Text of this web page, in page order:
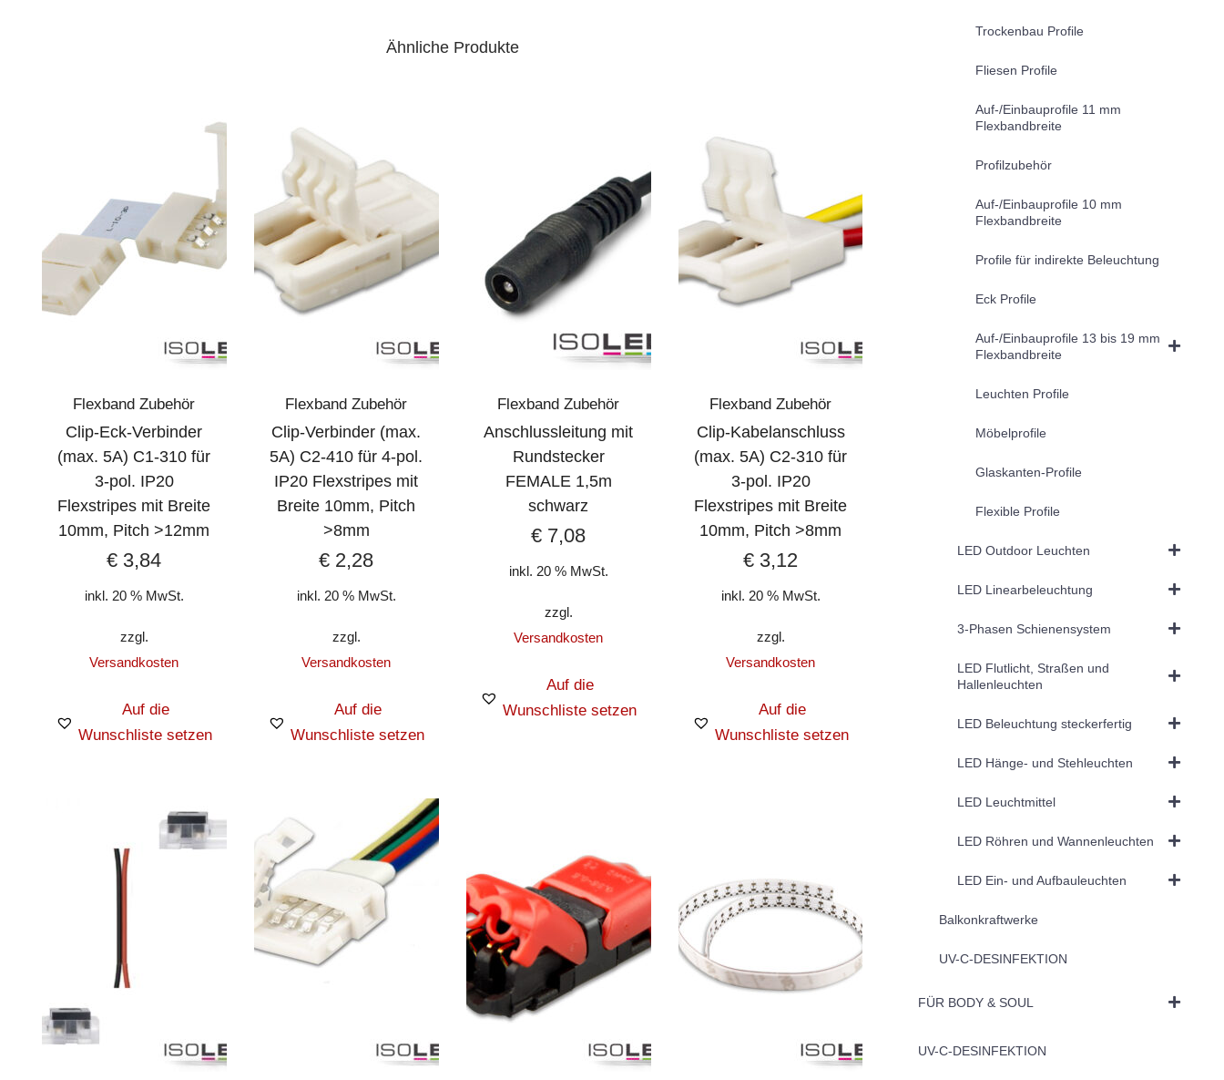
Ähnliche Produkte
Flexband Zubehör
Clip-Eck-Verbinder
(max. 5A) C1-310 für
3-pol. IP20
Flexstripes mit Breite
10mm, Pitch >12mm
€ 3,84
inkl. 20 % MwSt.
zzgl.
Versandkosten
Auf die
Wunschliste setzen
Flexband Zubehör
Clip-Verbinder (max.
5A) C2-410 für 4-pol.
IP20 Flexstripes mit
Breite 10mm, Pitch
>8mm
€ 2,28
inkl. 20 % MwSt.
zzgl.
Versandkosten
Auf die
Wunschliste setzen
Flexband Zubehör
Anschlussleitung mit
Rundstecker
FEMALE 1,5m
schwarz
€ 7,08
inkl. 20 % MwSt.
zzgl.
Versandkosten
Auf die
Wunschliste setzen
Flexband Zubehör
Clip-Kabelanschluss
(max. 5A) C2-310 für
3-pol. IP20
Flexstripes mit Breite
10mm, Pitch >8mm
€ 3,12
inkl. 20 % MwSt.
zzgl.
Versandkosten
Auf die
Wunschliste setzen
Trockenbau Profile
Fliesen Profile
Auf-/Einbauprofile 11 mm
Flexbandbreite
Profilzubehör
Auf-/Einbauprofile 10 mm
Flexbandbreite
Profile für indirekte Beleuchtung
Eck Profile
Auf-/Einbauprofile 13 bis 19 mm
Flexbandbreite
Leuchten Profile
Möbelprofile
Glaskanten-Profile
Flexible Profile
LED Outdoor Leuchten
LED Linearbeleuchtung
3-Phasen Schienensystem
LED Flutlicht, Straßen und
Hallenleuchten
LED Beleuchtung steckerfertig
LED Hänge- und Stehleuchten
LED Leuchtmittel
LED Röhren und Wannenleuchten
LED Ein- und Aufbauleuchten
Balkonkraftwerke
UV-C-DESINFEKTION
FÜR BODY & SOUL
UV-C-DESINFEKTION